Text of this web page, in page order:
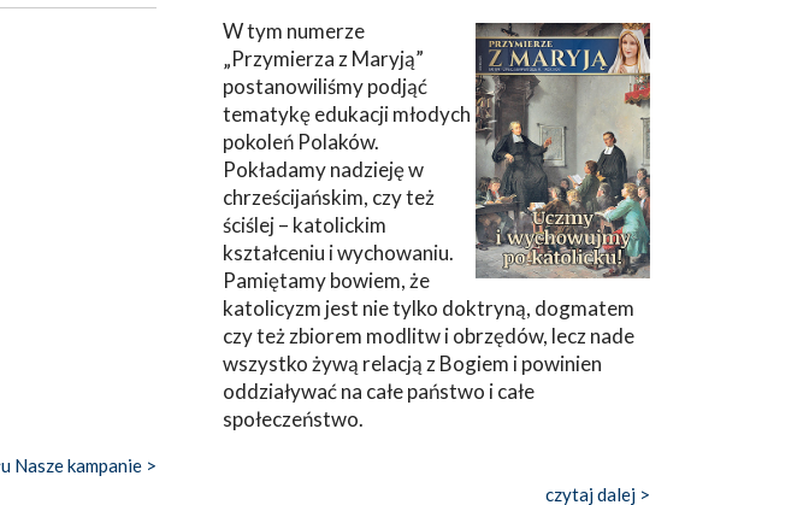
Nasze kampanie >
W tym numerze
„Przymierza z Maryją”
postanowiliśmy podjąć
tematykę edukacji młodych
pokoleń Polaków.
Pokładamy nadzieję w
chrześcijańskim, czy też
ściślej – katolickim
kształceniu i wychowaniu.
Pamiętamy bowiem, że
katolicyzm jest nie tylko doktryną, dogmatem
czy też zbiorem modlitw i obrzędów, lecz nade
wszystko żywą relacją z Bogiem i powinien
oddziaływać na całe państwo i całe
społeczeństwo.
czytaj dalej >